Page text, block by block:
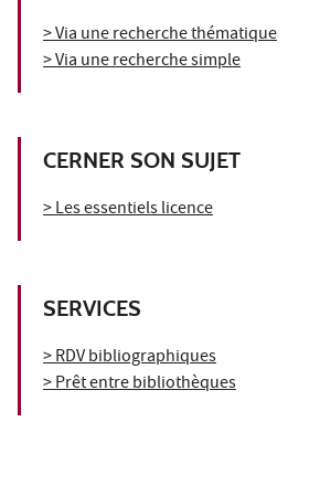
> Via une recherche thématique
> Via une recherche simple
CERNER SON SUJET
> Les essentiels licence
SERVICES
> RDV bibliographiques
> Prêt entre bibliothèques